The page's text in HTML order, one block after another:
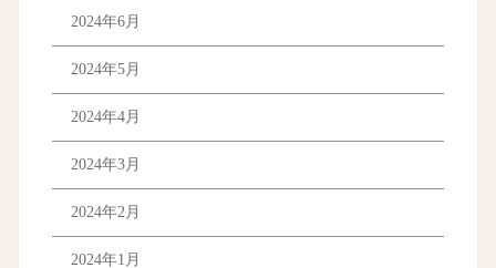
2024年6月
2024年5月
2024年4月
2024年3月
2024年2月
2024年1月